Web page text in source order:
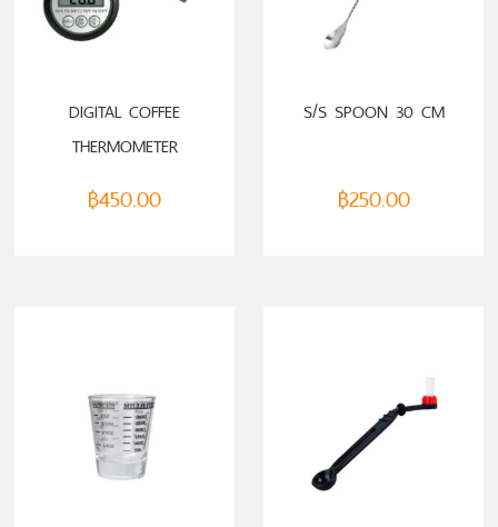
DIGITAL COFFEE
THERMOMETER
฿450.00
S/S SPOON 30 CM
฿250.00